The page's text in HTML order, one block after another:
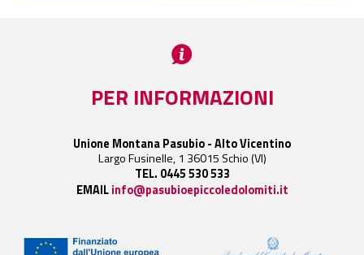
PER INFORMAZIONI
Unione Montana Pasubio - Alto Vicentino
Largo Fusinelle, 1 36015 Schio (VI)
TEL. 0445 530 533
EMAILinfo@pasubioepiccoledolomiti.it